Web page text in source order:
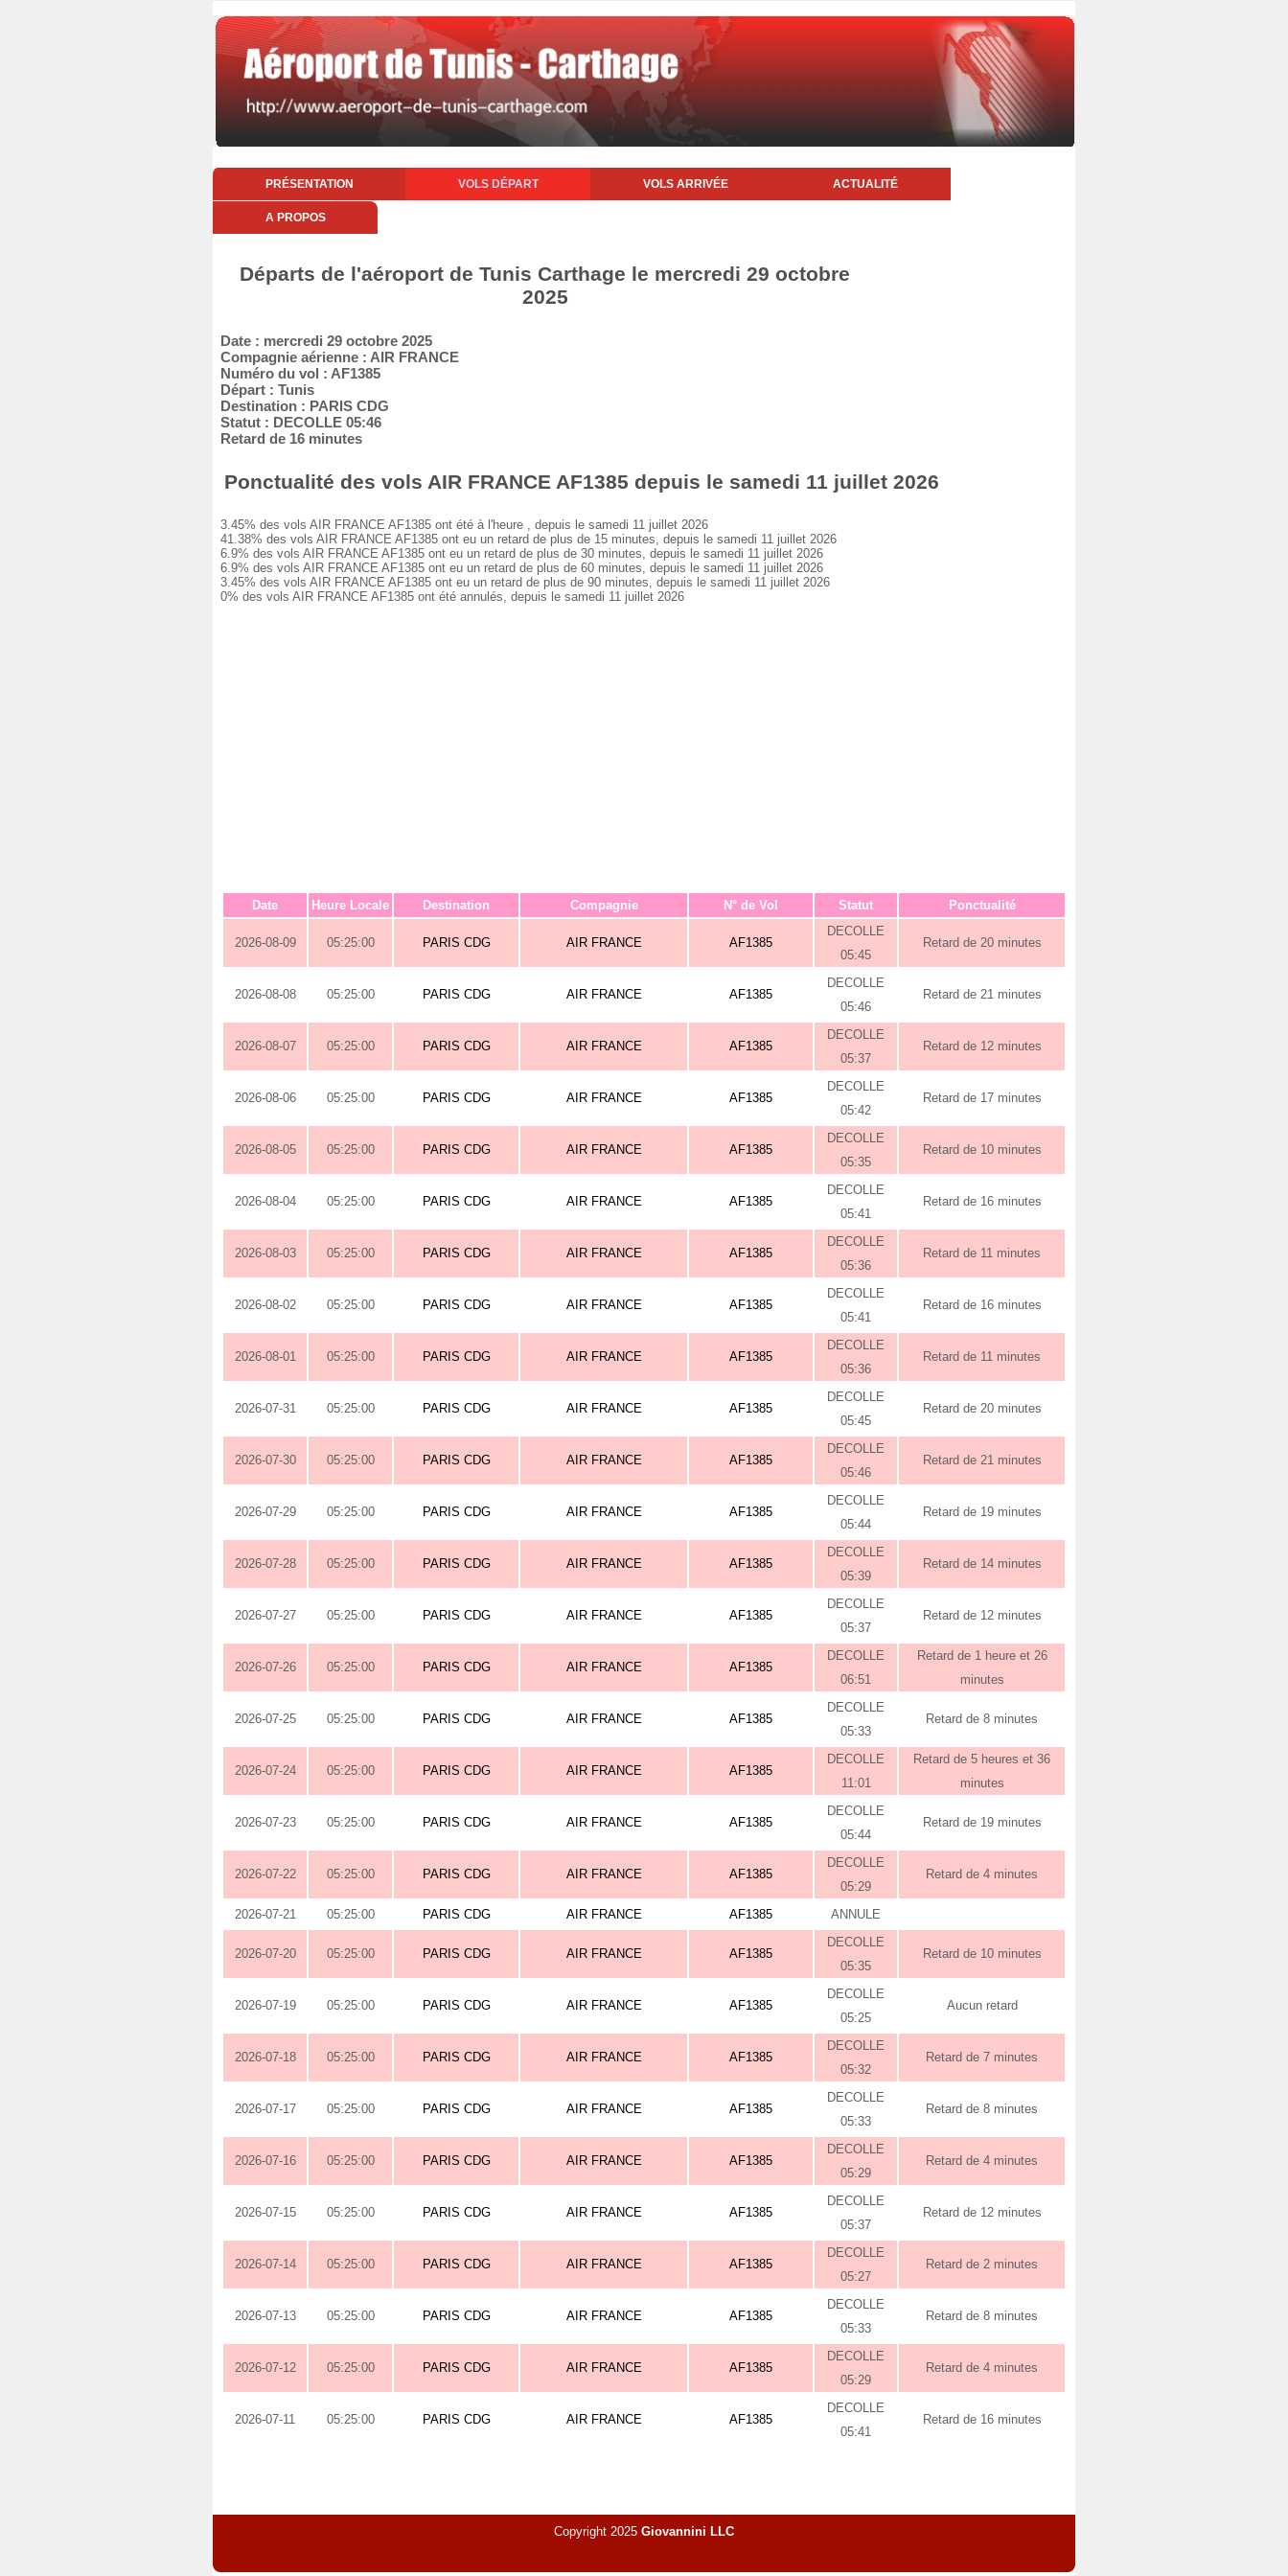
PRÉSENTATION VOLS DÉPART VOLS ARRIVÉE ACTUALITÉ
A PROPOS
Départs de l'aéroport de Tunis Carthage le mercredi 29 octobre
2025
Date : mercredi 29 octobre 2025
Compagnie aérienne : AIR FRANCE
Numéro du vol : AF1385
Départ : Tunis
Destination : PARIS CDG
Statut : DECOLLE 05:46
Retard de 16 minutes
Ponctualité des vols AIR FRANCE AF1385 depuis le samedi 11 juillet 2026
3.45% des vols AIR FRANCE AF1385 ont été à l'heure , depuis le samedi 11 juillet 2026
41.38% des vols AIR FRANCE AF1385 ont eu un retard de plus de 15 minutes, depuis le samedi 11 juillet 2026
6.9% des vols AIR FRANCE AF1385 ont eu un retard de plus de 30 minutes, depuis le samedi 11 juillet 2026
6.9% des vols AIR FRANCE AF1385 ont eu un retard de plus de 60 minutes, depuis le samedi 11 juillet 2026
3.45% des vols AIR FRANCE AF1385 ont eu un retard de plus de 90 minutes, depuis le samedi 11 juillet 2026
0% des vols AIR FRANCE AF1385 ont été annulés, depuis le samedi 11 juillet 2026
Date Heure Locale Destination Compagnie N° de Vol Statut Ponctualité
2026-08-09 05:25:00 PARIS CDG AIR FRANCE AF1385
DECOLLE
05:45
Retard de 20 minutes
2026-08-08 05:25:00 PARIS CDG AIR FRANCE AF1385
DECOLLE
05:46
Retard de 21 minutes
2026-08-07 05:25:00 PARIS CDG AIR FRANCE AF1385
DECOLLE
05:37
Retard de 12 minutes
2026-08-06 05:25:00 PARIS CDG AIR FRANCE AF1385
DECOLLE
05:42
Retard de 17 minutes
2026-08-05 05:25:00 PARIS CDG AIR FRANCE AF1385
DECOLLE
05:35
Retard de 10 minutes
2026-08-04 05:25:00 PARIS CDG AIR FRANCE AF1385
DECOLLE
05:41
Retard de 16 minutes
2026-08-03 05:25:00 PARIS CDG AIR FRANCE AF1385
DECOLLE
05:36
Retard de 11 minutes
2026-08-02 05:25:00 PARIS CDG AIR FRANCE AF1385
DECOLLE
05:41
Retard de 16 minutes
2026-08-01 05:25:00 PARIS CDG AIR FRANCE AF1385
DECOLLE
05:36
Retard de 11 minutes
2026-07-31 05:25:00 PARIS CDG AIR FRANCE AF1385
DECOLLE
05:45
Retard de 20 minutes
2026-07-30 05:25:00 PARIS CDG AIR FRANCE AF1385
DECOLLE
05:46
Retard de 21 minutes
2026-07-29 05:25:00 PARIS CDG AIR FRANCE AF1385
DECOLLE
05:44
Retard de 19 minutes
2026-07-28 05:25:00 PARIS CDG AIR FRANCE AF1385
DECOLLE
05:39
Retard de 14 minutes
2026-07-27 05:25:00 PARIS CDG AIR FRANCE AF1385
DECOLLE
05:37
Retard de 12 minutes
2026-07-26 05:25:00 PARIS CDG AIR FRANCE AF1385
DECOLLE
06:51
Retard de 1 heure et 26
minutes
2026-07-25 05:25:00 PARIS CDG AIR FRANCE AF1385
DECOLLE
05:33
Retard de 8 minutes
2026-07-24 05:25:00 PARIS CDG AIR FRANCE AF1385
DECOLLE
11:01
Retard de 5 heures et 36
minutes
2026-07-23 05:25:00 PARIS CDG AIR FRANCE AF1385
DECOLLE
05:44
Retard de 19 minutes
2026-07-22 05:25:00 PARIS CDG AIR FRANCE AF1385
DECOLLE
05:29
Retard de 4 minutes
2026-07-21 05:25:00 PARIS CDG AIR FRANCE AF1385 ANNULE
2026-07-20 05:25:00 PARIS CDG AIR FRANCE AF1385
DECOLLE
05:35
Retard de 10 minutes
2026-07-19 05:25:00 PARIS CDG AIR FRANCE AF1385
DECOLLE
05:25
Aucun retard
2026-07-18 05:25:00 PARIS CDG AIR FRANCE AF1385
DECOLLE
05:32
Retard de 7 minutes
2026-07-17 05:25:00 PARIS CDG AIR FRANCE AF1385
DECOLLE
05:33
Retard de 8 minutes
2026-07-16 05:25:00 PARIS CDG AIR FRANCE AF1385
DECOLLE
05:29
Retard de 4 minutes
2026-07-15 05:25:00 PARIS CDG AIR FRANCE AF1385
DECOLLE
05:37
Retard de 12 minutes
2026-07-14 05:25:00 PARIS CDG AIR FRANCE AF1385
DECOLLE
05:27
Retard de 2 minutes
2026-07-13 05:25:00 PARIS CDG AIR FRANCE AF1385
DECOLLE
05:33
Retard de 8 minutes
2026-07-12 05:25:00 PARIS CDG AIR FRANCE AF1385
DECOLLE
05:29
Retard de 4 minutes
2026-07-11 05:25:00 PARIS CDG AIR FRANCE AF1385
DECOLLE
05:41
Retard de 16 minutes
Copyright 2025 Giovannini LLC